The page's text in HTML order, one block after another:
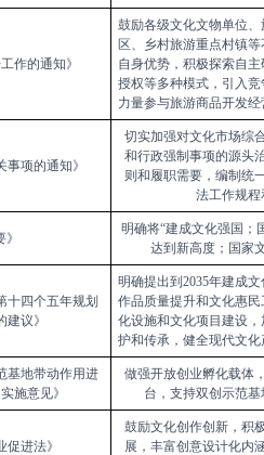
作的通知》
鼓励各级文化文物单位
区、乡村旅游重点村镇等
自身优势，积极探索自主
授权等多种模式，引入
力量参与旅游商品开发经
事项的通知》
切实加强对文化市场综
和行政强制事项的源头
则和履职需要，编制统
法工作规
明确将“建成文化强国；
达到新高度；国家
十四个五年规划
议》
明确提出到 2035年建成文
作品质量提升和文化惠民
化设施和文化项目建设，
护和传承， 健全现代文化
基地带动作用进
施意见》
做强开放创业孵化载体
台，支持双创示范
进法》
鼓励文化创作创新，积
展，丰富创意设计化内